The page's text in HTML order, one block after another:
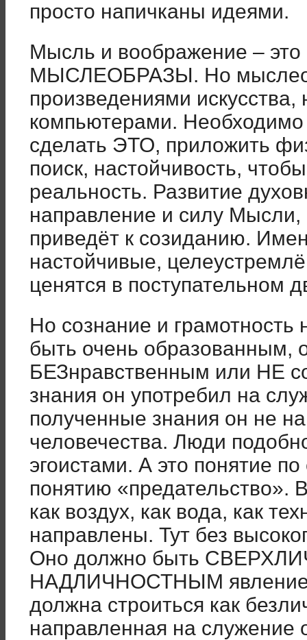
просто напичканы идеями.
Мысль и воображение –
МЫСЛЕОБРАЗЫ. Но
произведениями
компьютерами.
сделать ЭТО, приложить
поиск, настойчивость,
реальность. Развитие
направление и силу
приведёт к созиданию.
настойчивые,
ценятся в поступательном
Но сознание и
быть очень образованным,
БЕЗнравственным или НЕ
знания он употребил на
полученные знания он не
человечества. Люди
эгоистами. А это понятие
понятию «предательство».
как воздух, как вода, как
направлены. Тут без
Оно должно быть
НАДЛИЧНОСТНЫМ
должна строиться как
направленная на служение